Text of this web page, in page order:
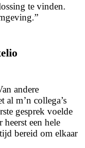
te vinden.
andere
al m’n collega’s
gesprek voelde
een hele
bereid om elkaar